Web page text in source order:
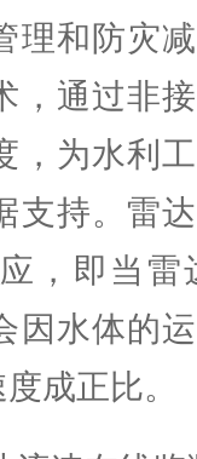
理和防灾
，通过非
，为水利
支持。雷
，即当
因水体的
成正比。